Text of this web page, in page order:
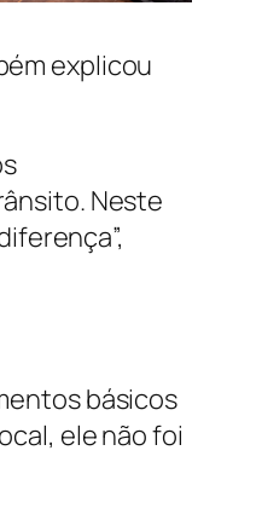
explicou
Neste
básicos
ele não foi